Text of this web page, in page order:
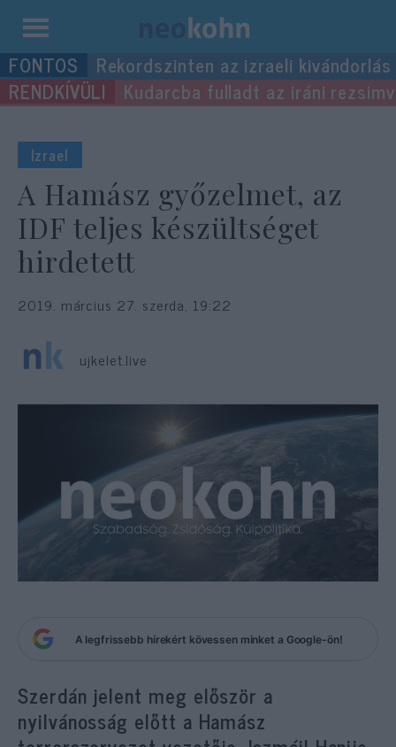
Kilépés
a
tartalomba
Rekordszinten az izraeli kivándorlás
Kudarcba fulladt az iráni
Izrael
A Hamász győzelmet, az
IDF teljes készültséget
hirdetett
2019. március 27. szerda, 19:22
ujkelet.live
A legfrissebb hírekért kövessen minket a Google-ön!
Szerdán jelent meg először a
nyilvánosság előtt a Hamász